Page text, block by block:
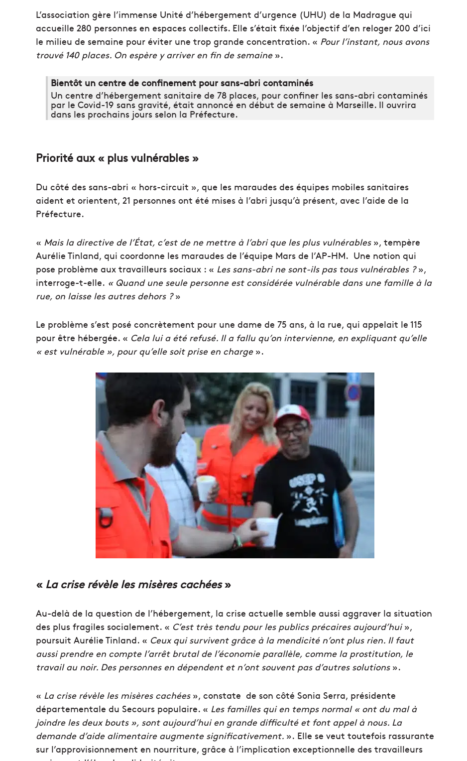
L’association gère l’immense Unité d’hébergement d’urgence (UHU) de la Madrague qui
accueille 280 personnes en espaces collectifs. Elle s’était fixée l’objectif d’en reloger 200 d’ici
le milieu de semaine pour éviter une trop grande concentration. « Pour l’instant, nous avons
trouvé 140 places. On espère y arriver en fin de semaine».
Bientôt un centre de confinement pour sans-abri contaminés
Un centre d’hébergement sanitaire de 78 places, pour confiner les sans-abri contaminés
par le Covid-19 sans gravité, était annoncé en début de semaine à Marseille. Il ouvrira
dans les prochains jours selon la Préfecture.
Priorité aux « plus vulnérables »
Du côté des sans-abri « hors-circuit », que les maraudes des équipes mobiles sanitaires
aident et orientent, 21 personnes ont été mises à l’abri jusqu’à présent, avec l’aide de la
Préfecture.
« Mais la directive de l’État, c’est de ne mettre à l’abri que les plus vulnérables», tempère
Aurélie Tinland, qui coordonne les maraudes de l’équipe Mars de l’AP-HM. Une notion qui
pose problème aux travailleurs sociaux : « Les sans-abri ne sont-ils pas tous vulnérables ?»,
interroge-t-elle. « Quand une seule personne est considérée vulnérable dans une famille à la
rue, on laisse les autres dehors ?»
Le problème s’est posé concrètement pour une dame de 75 ans, à la rue, qui appelait le 115
pour être hébergée. « Cela lui a été refusé. Il a fallu qu’on intervienne, en expliquant qu’elle
« est vulnérable », pour qu’elle soit prise en charge».
« La crise révèle les misères cachées»
Au-delà de la question de l’hébergement, la crise actuelle semble aussi aggraver la situation
des plus fragiles socialement. « C’est très tendu pour les publics précaires aujourd’hui»,
poursuit Aurélie Tinland. « Ceux qui survivent grâce à la mendicité n’ont plus rien. Il faut
aussi prendre en compte l’arrêt brutal de l’économie parallèle, comme la prostitution, le
travail au noir. Des personnes en dépendent et n’ont souvent pas d’autres solutions».
« La crise révèle les misères cachées», constate de son côté Sonia Serra, présidente
départementale du Secours populaire. « Les familles qui en temps normal « ont du mal à
joindre les deux bouts », sont aujourd’hui en grande difficulté et font appel à nous. La
demande d’aide alimentaire augmente significativement. ». Elle se veut toutefois rassurante
sur l’approvisionnement en nourriture, grâce à l’implication exceptionnelle des travailleurs